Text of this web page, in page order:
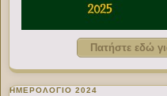
Πατήστε εδώ
ΗΜΕΡΟΛΟΓΙΟ 2024